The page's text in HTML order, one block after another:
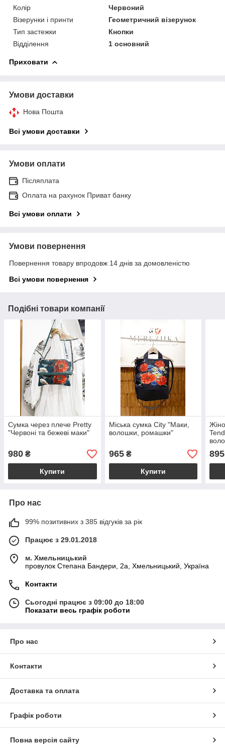
Колір
Червоний
Візерунки і принти
Геометричний візерунок
Тип застежки
Кнопки
Відділення
1 основний
Приховати
Умови доставки
Нова Пошта
Всі умови доставки
Умови оплати
Післяплата
Оплата на рахунок Приват банку
Всі умови оплати
Умови повернення
Повернення товару впродовж 14 днів за домовленістю
Всі умови повернення
Подібні товари компанії
Сумка через плече Pretty
"Червоні та бежеві маки"
980 ₴
Купити
Міська сумка City "Маки,
волошки, ромашки"
965₴
Купити
895
Про нас
99% позитивних з 385 відгуків за рік
Працює з 29.01.2018
м. Хмельницький
провулок Степана Бандери, 2a, Хмельницький, Україна
Контакти
Сьогодні працює з 09:00 до 18:00
Показати весь графік роботи
Про нас
Контакти
Доставка та оплата
Графік роботи
Повна версія сайту